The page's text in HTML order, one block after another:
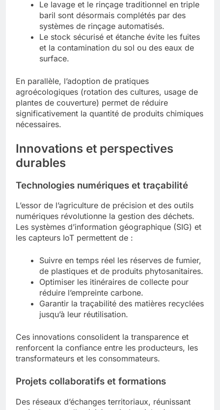
Le lavage et le rinçage traditionnel en triple
baril sont désormais complétés par des
systèmes de rinçage automatisés.
Le stock sécurisé et étanche évite les fuites
et la contamination du sol ou des eaux de
surface.
En parallèle, l’adoption de pratiques
agroécologiques (rotation des cultures, usage de
plantes de couverture) permet de réduire
significativement la quantité de produits chimiques
nécessaires.
Innovations et perspectives
durables
Technologies numériques et traçabilité
L’essor de l’agriculture de précision et des outils
numériques révolutionne la gestion des déchets.
Les systèmes d’information géographique (SIG) et
les capteurs IoT permettent de :
Suivre en temps réel les réserves de fumier,
de plastiques et de produits phytosanitaires.
Optimiser les itinéraires de collecte pour
réduire l’empreinte carbone.
Garantir la traçabilité des matières recyclées
jusqu’à leur réutilisation.
Ces innovations consolident la transparence et
renforcent la confiance entre les producteurs, les
transformateurs et les consommateurs.
Projets collaboratifs et formations
Des réseaux d’échanges territoriaux, réunissant